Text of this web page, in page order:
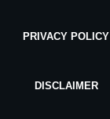
PRIVACY POLICY
DISCLAIMER